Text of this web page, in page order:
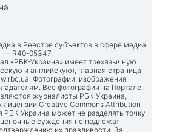
в Реестре субъектов в сфере медиа
— R40-05347
«РБК-Украина» имеет трехязычную
и английскую), главная страница
. Фотографии, изображения
Все фотографии на Портале,
журналисты РБК-Украина,
Creative Commons Attribution
РБК-Украина может не разделять точку
суждения не подлежат
их правдивости. За